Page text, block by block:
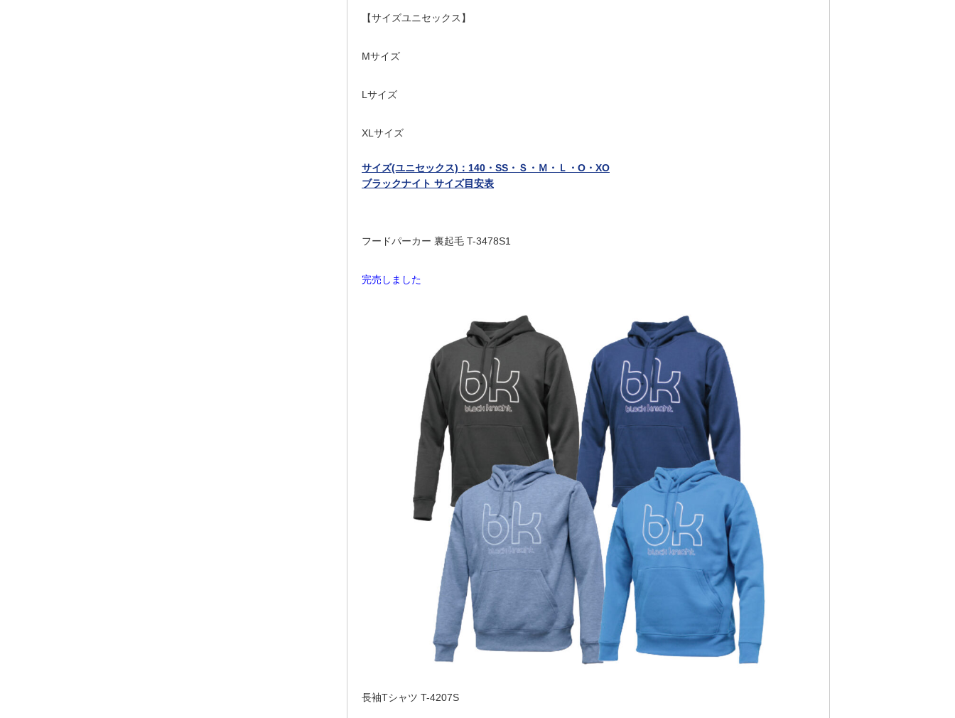
【サイズユニセックス】
Mサイズ
Lサイズ
XLサイズ
サイズ(ユニセックス)：140・SS・Ｓ・Ｍ・Ｌ・O・XO
ブラックナイト サイズ目安表
フードパーカー 裏起毛 T-3478S1
完売しました
長袖Tシャツ T-4207S